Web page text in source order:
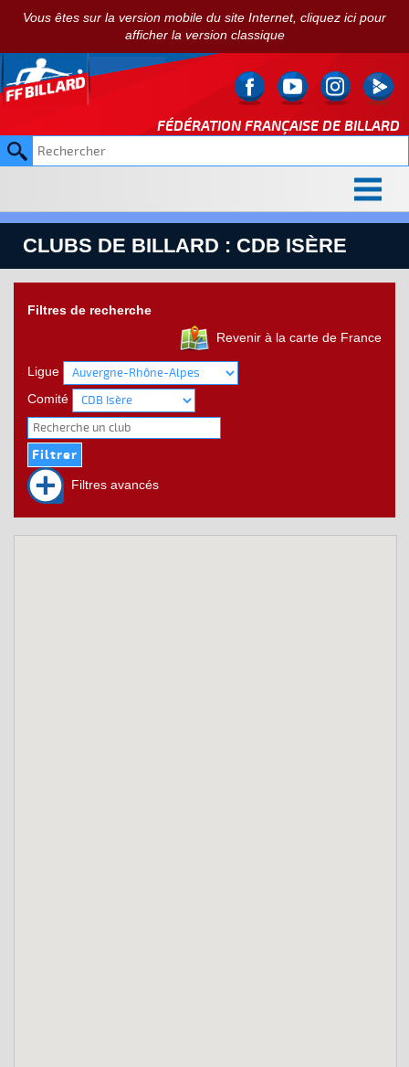
Vous êtes sur la version mobile du site Internet, cliquez ici pour
afficher la version classique
FÉDÉRATION FRANÇAISE DE BILLARD
CLUBS DE BILLARD : CDB ISÈRE
Filtres de recherche
Revenir à la carte de France
Ligue
Comité
Filtres avancés